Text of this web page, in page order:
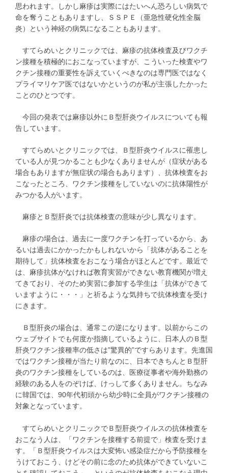
思われます。しかし麻疹は実際にはたいへん恐ろしい病気で
命を奪うこともありますし、ＳＳＰＥ（亜急性硬化性全脳
炎）という神経の病気になることもあります。
すてらめいとクリニックでは、麻疹の抗体検査及びワクチ
ン接種を積極的におこなっていますが、こういった検査やワ
クチン接種の重要性を訴えていくべきなのは専門医ではなく
プライマリケア医ではないかというのが私が主張したかった
ことのひとつです。
今回の発表では麻疹以外にＢ型肝炎ウイルスについても報
告しています。
すてらめいとクリニックでは、Ｂ型肝炎ウイルスに罹患し
ている人が見つかることも少なくありませんが（症状がある
場合もありますが無症状の場合もあります）、抗体検査をお
こなったところ、ワクチン接種をしていないのに抗体陽性が
みつかる人がいます。
麻疹とＢ型肝炎では抗体検査の意味が少し異なります。
麻疹の場合は、過去に一度ワクチンを打っているから、あ
るいは過去にかかったかもしれないから「抗体があることを
期待して」抗体検査をおこなう場合がほとんどです。最近で
は、麻疹抗体がなければ教育実習ができない教育機関が増え
てきており、そのため実習に参加する学生は「抗体ができて
いますように・・・」と祈るような気持ちで抗体検査を受け
にきます。
Ｂ型肝炎の場合は、通常この逆になります。以前からこの
ウェブサイトでも何度か指摘しているように、日本人のＢ型
肝炎ワクチン接種率の低さは”驚異的”ですらあります。先進国
ではワクチン接種が当たり前なのに、日本できちんとＢ型肝
炎のワクチン接種をしているのは、医療従事者や海外勤務の
経験のある人をのぞけば、けっして多くありません。ちなみ
に韓国では、90年代初頭から幼少時に全員がワクチン接種の
対象となっています。
すてらめいとクリニックでＢ型肝炎ウイルスの抗体検査を
おこなう人は、「ワクチンを接種する前提で」検査を受けま
す。「Ｂ型肝炎ウイルスは大変怖い感染症だから予防接種を
うけておこう、けどその前に念のため抗体ができていないこ